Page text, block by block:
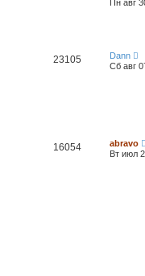
Пн авг
23105
Dann
Сб авг
16054
abravo
Вт июл